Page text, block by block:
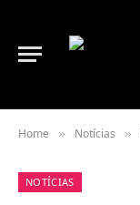
Home » Notícias »
NOTÍCIAS